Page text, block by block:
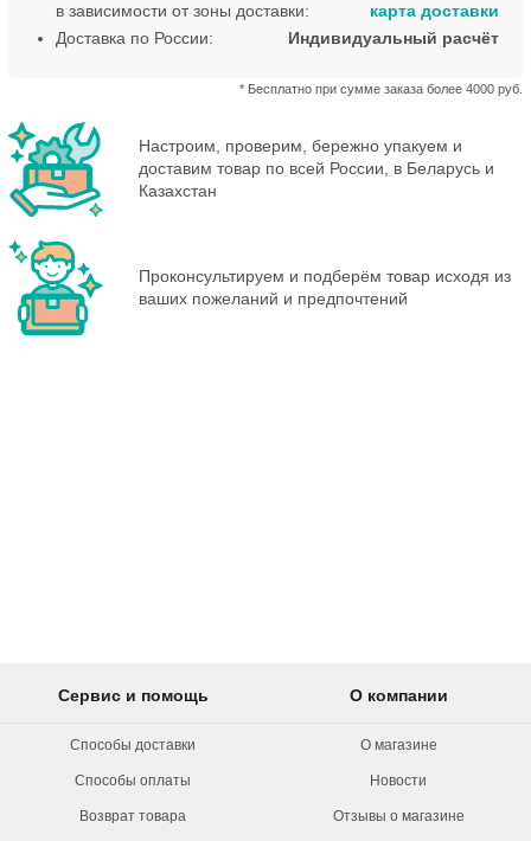
в зависимости от зоны доставки:
* Бесплатно при сумме заказа более 4000 руб.
карта доставки
Доставка по России:
Индивидуальный расчёт
Настроим, проверим, бережно упакуем и
доставим товар по всей России, в Беларусь и
Казахстан
Проконсультируем и подберём товар исходя из
ваших пожеланий и предпочтений
Сервис и помощь
Способы доставки
Способы оплаты
Возврат товара
О компании
О магазине
Новости
Отзывы о магазине